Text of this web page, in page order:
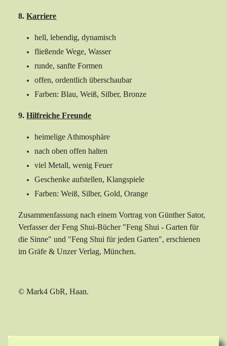
8.Karriere
hell, lebendig, dynamisch
fließende Wege, Wasser
runde, sanfte Formen
offen, ordentlich überschaubar
Farben: Blau, Weiß, Silber, Bronze
9.Hilfreiche Freunde
heimelige Athmosphäre
nach oben offen halten
viel Metall, wenig Feuer
Geschenke aufstellen, Klangspiele
Farben: Weiß, Silber, Gold, Orange
Zusammenfassung nach einem Vortrag von Günther Sator,
Verfasser der Feng Shui-Bücher "Feng Shui - Garten für
die Sinne" und "Feng Shui für jeden Garten", erschienen
im Gräfe & Unzer Verlag, München.
© Mark4 GbR, Haan.